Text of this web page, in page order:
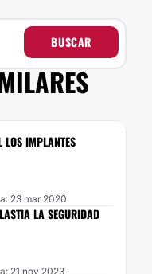
BUSCAR
LOS IMPLANTES
23 mar 2020
LA SEGURIDAD
21 nov 2023